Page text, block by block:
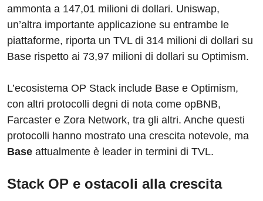
ammonta a 147,01 milioni di dollari. Uniswap,
un’altra importante applicazione su entrambe le
piattaforme, riporta un TVL di 314 milioni di dollari su
Base rispetto ai 73,97 milioni di dollari su Optimism.
L’ecosistema OP Stack include Base e Optimism,
con altri protocolli degni di nota come opBNB,
Farcaster e Zora Network, tra gli altri. Anche questi
protocolli hanno mostrato una crescita notevole, ma
Base attualmente è leader in termini di TVL.
Stack OP e ostacoli alla crescita